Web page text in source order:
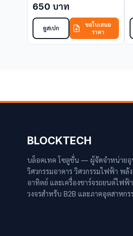
650 บาท
ดูสเปก
ขอใบเสนอ
ราคา
BLOCKTECH
บล็อคเทค โซลูชั่น — ผู้จัดจำหน่าย
วิศวกรรมอาคาร วิศวกรรมไฟฟ้า พลั
อาทิตย์ และเครื่องชาร์จรถยนต์ไฟฟ้
วงจรสำหรับ B2B และภาคอุตสาหกร